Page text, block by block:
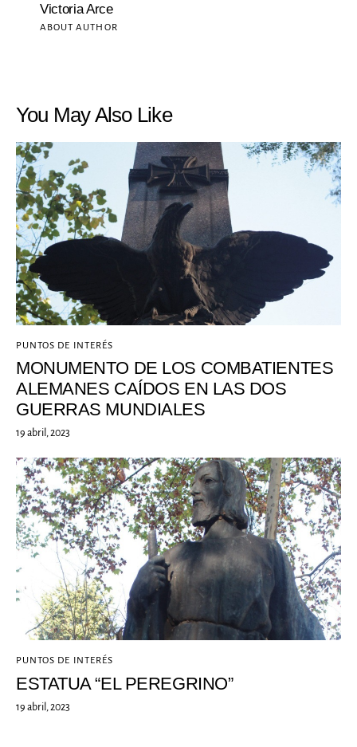
Victoria Arce
ABOUT AUTHOR
You May Also Like
PUNTOS DE INTERÉS
MONUMENTO DE LOS COMBATIENTES
ALEMANES CAÍDOS EN LAS DOS
GUERRAS MUNDIALES
19 abril, 2023
PUNTOS DE INTERÉS
ESTATUA “EL PEREGRINO”
19 abril, 2023